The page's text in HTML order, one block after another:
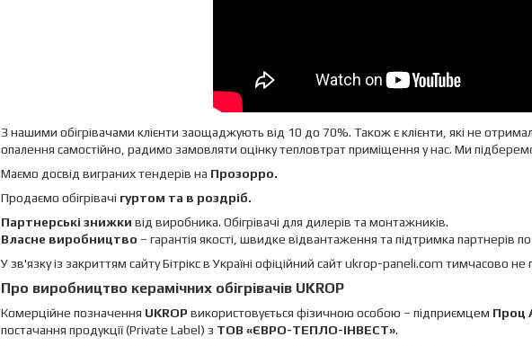
З нашими обігрівачами клієнти заощаджують від 10 до 70%. Також є клієнти, які не
опалення самостійно, радимо замовляти оцінку тепловтрат приміщення у нас. Ми
Маємо досвід виграних тендерів на Прозорро.
Продаємо обігрівачі гуртом та в роздріб.
Партнерські знижки від виробника. Обігрівачі для дилерів та монтажників.
Власне виробництво – гарантія якості, швидке відвантаження та підтримка партнерів по
У зв'язку із закриттям сайту Бітрікс в Україні офіційний сайт ukrop-paneli.com тимчасово не
Про виробництво керамічних обігрівачів UKROP
Комерційне позначення UKROP використовується фізичною особою – підприємцем Проц
постачання продукції (Private Label) з ТОВ «ЄВРО-ТЕПЛО-ІНВЕСТ».